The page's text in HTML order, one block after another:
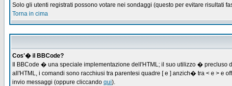
Solo gli utenti registrati possono votare nei sondaggi (questo per evitare risultati
Torna in cima
Cos'� il BBCode?
Il BBCode � una speciale implementazione dell'HTML; il suo utilizzo �
all'HTML, i comandi sono racchiusi tra parentesi quadre [ e ] anzich� tra < e > e
invio messaggi (oppure cliccando qui).